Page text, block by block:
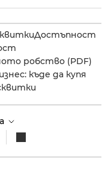
Достъпност
робство (PDF)
къде да купя